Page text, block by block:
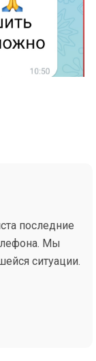
последние
Мы
ситуации.